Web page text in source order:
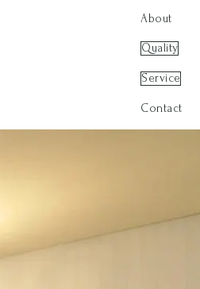
About
Quality
Service
Contact